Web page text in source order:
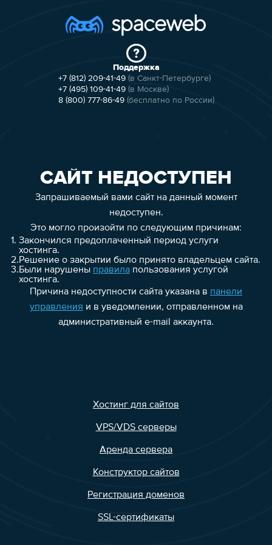
Поддержка
+7 (812) 209-41-49 (в Санкт-Петербурге)
+7 (495) 109-41-49 (в Москве)
8 (800) 777-86-49 (бесплатно по России)
САЙТ НЕДОСТУПЕН
Запрашиваемый вами сайт на данный момент
недоступен.
Это могло произойти по следующим причинам:
1. Закончился предоплаченный период услуги
хостинга.
2.Решение о закрытии было принято владельцем сайта.
3.Были нарушены правилапользования услугой
хостинга.
Причина недоступности сайта указана в панели
управления и в уведомлении, отправленном на
административный e-mail аккаунта.
Хостинг для сайтов
VPS/VDS серверы
Аренда сервера
Конструктор сайтов
Регистрация доменов
SSL-сертификаты